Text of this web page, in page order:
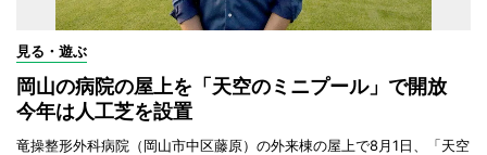
見る・遊ぶ
岡山の病院の屋上を「天空のミニプール」で開放
今年は人工芝を設置
竜操整形外科病院（岡山市中区藤原）の外来棟の屋上で8月1日、「天空